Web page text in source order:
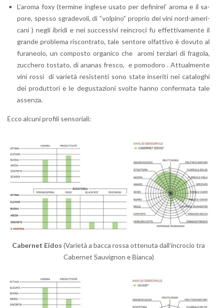
L’a­ro­ma foxy (ter­mi­ne in­gle­se usato per de­fi­ni­rel’ aroma e il sa­
po­re, spes­so sgra­de­vo­li, di “vol­pi­no” pro­prio dei vini nord-ame­ri­
ca­ni ) negli ibri­di e nei suc­ces­si­vi rein­cro­ci fu ef­fet­ti­va­men­te il
gran­de pro­ble­ma ri­scon­tra­to, tale sen­to­re ol­fat­ti­vo è do­vu­to al
fu­ra­neo­lo, un com­po­sto or­ga­ni­co che aromi ter­zia­ri di fra­go­la,
zuc­che­ro to­sta­to, di ana­nas fre­sco, e po­mo­do­ro . At­tual­men­te
vini rossi di va­rie­tà re­si­sten­ti sono state in­se­ri­ti nei ca­ta­lo­ghi
dei pro­dut­to­ri e le de­gu­sta­zio­ni svol­te hanno con­fer­ma­ta tale
as­sen­za.
Ecco al­cu­ni pro­fi­li sen­so­ria­li:
Ca­ber­net Eidos (Va­rie­tà a bacca rossa ot­te­nu­ta dal­l’in­cro­cio tra
Ca­ber­net Sau­vi­gnon e Bian­ca)